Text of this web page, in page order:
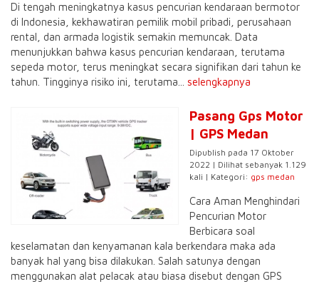
Di tengah meningkatnya kasus pencurian kendaraan bermotor
di Indonesia, kekhawatiran pemilik mobil pribadi, perusahaan
rental, dan armada logistik semakin memuncak. Data
menunjukkan bahwa kasus pencurian kendaraan, terutama
sepeda motor, terus meningkat secara signifikan dari tahun ke
tahun. Tingginya risiko ini, terutama... selengkapnya
Pasang Gps Motor
| GPS Medan
Dipublish pada 17 Oktober
2022 | Dilihat sebanyak 1.129
kali | Kategori: gps medan
Cara Aman Menghindari
Pencurian Motor
Berbicara soal
keselamatan dan kenyamanan kala berkendara maka ada
banyak hal yang bisa dilakukan. Salah satunya dengan
menggunakan alat pelacak atau biasa disebut dengan GPS